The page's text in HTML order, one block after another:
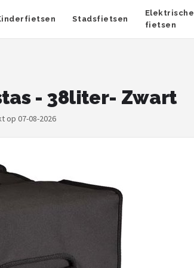
Stadsfietsen
Elektrische
fietsen
- 38liter- Zwart
op 07-08-2026